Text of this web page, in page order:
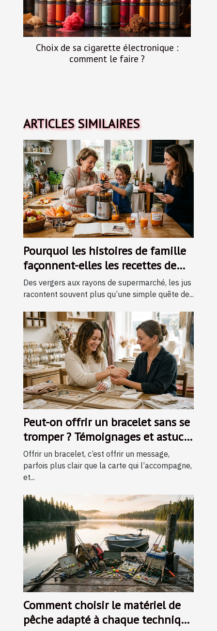
Choix de sa cigarette électronique :
comment le faire ?
ARTICLES SIMILAIRES
Pourquoi les histoires de famille
façonnent-elles les recettes de
jus ?
Des vergers aux rayons de supermarché, les jus
racontent souvent plus qu’une simple quête de...
Peut-on offrir un bracelet sans se
tromper ? Témoignages et astuces
d’experts
Offrir un bracelet, c’est offrir un message,
parfois plus clair que la carte qui l’accompagne,
et...
Comment choisir le matériel de
pêche adapté à chaque technique